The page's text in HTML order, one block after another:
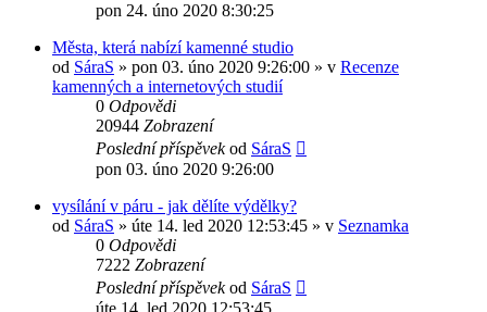
pon 24. úno 2020 8:30:25
Města, která nabízí kamenné studio
od SáraS » pon 03. úno 2020 9:26:00 » v Recenze
kamenných a internetových studií
0 Odpovědi
20944 Zobrazení
Poslední příspěvekod SáraS
pon 03. úno 2020 9:26:00
vysílání v páru - jak dělíte výdělky?
od SáraS » úte 14. led 2020 12:53:45 » v Seznamka
0 Odpovědi
7222 Zobrazení
Poslední příspěvekod SáraS
úte 14. led 2020 12:53:45